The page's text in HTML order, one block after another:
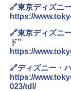
🔗東京ディズニ
https://
🔗東京ディズニ
ド”
https://
🔗ディズニー・
https://
023/tdl/